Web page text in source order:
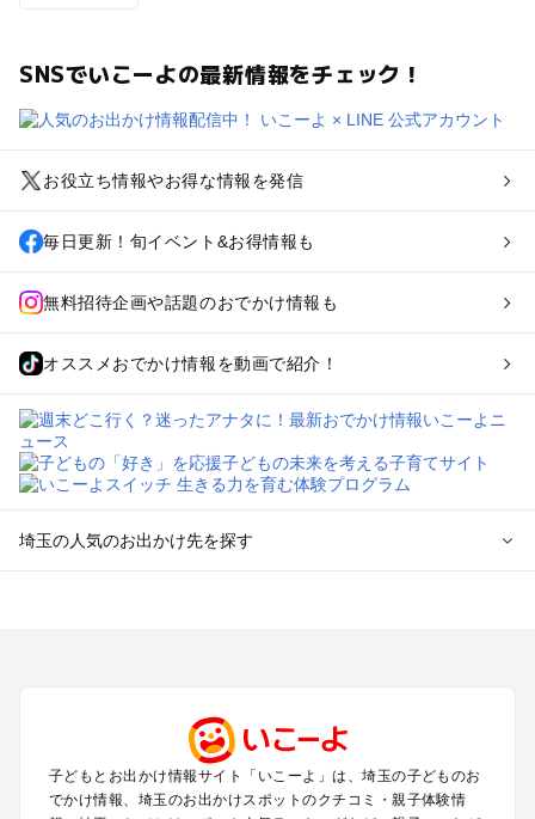
SNSでいこーよの最新情報をチェック！
お役立ち情報やお得な情報を発信
毎日更新！旬イベント&お得情報も
無料招待企画や話題のおでかけ情報も
オススメおでかけ情報を動画で紹介！
埼玉の人気のお出かけ先を探す
秩父・長瀞のプールお出かけ
川口・戸田・和光・朝霞のプールお出かけ
飯能・坂戸・東松山・日高のプールお出かけ
子どもとお出かけ情報サイト「いこーよ」は、埼玉の子どものお
でかけ情報、埼玉のお出かけスポットのクチコミ・親子体験情